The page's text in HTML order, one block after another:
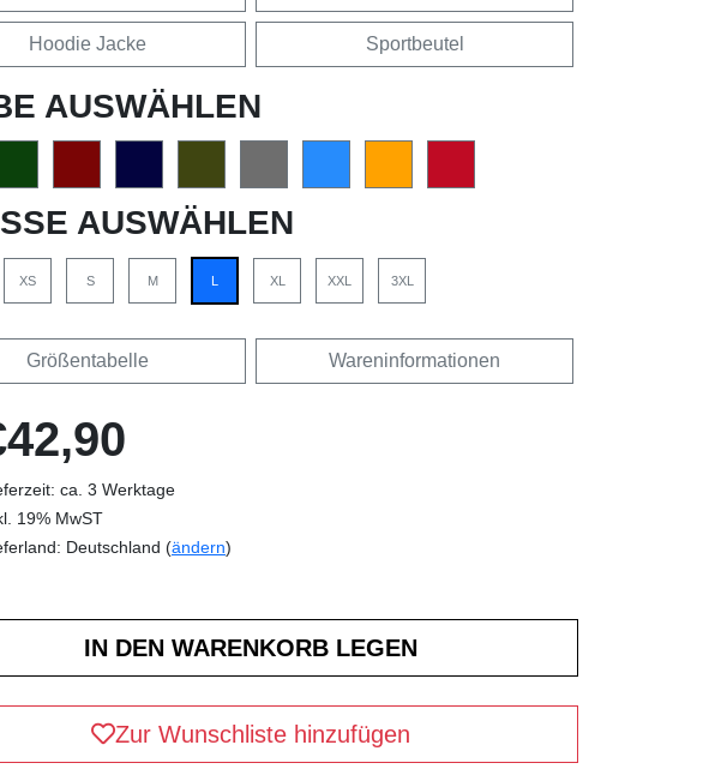
Hoodie Jacke Sportbeutel
AUSWÄHLEN
AUSWÄHLEN
XS S M L XL XXL 3XL
Größentabelle Wareninformationen
ca. 3 Werktage
19% MwST
Deutschland (ändern)
Zur Wunschliste hinzufügen